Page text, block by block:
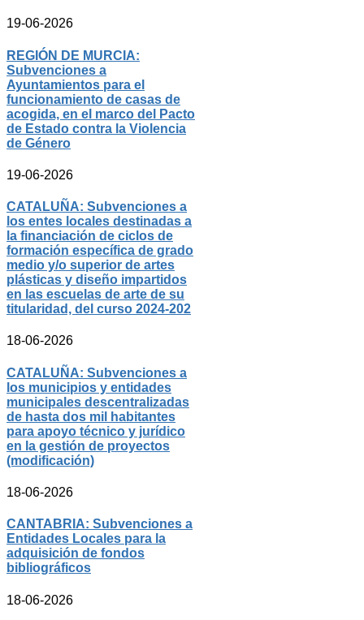
19-06-2026
REGIÓN DE MURCIA:
Subvenciones a
Ayuntamientos para el
funcionamiento de casas de
acogida, en el marco del Pacto
de Estado contra la Violencia
de Género
19-06-2026
CATALUÑA: Subvenciones a
los entes locales destinadas a
la financiación de ciclos de
formación específica de grado
medio y/o superior de artes
plásticas y diseño impartidos
en las escuelas de arte de su
titularidad, del curso 2024-202
18-06-2026
CATALUÑA: Subvenciones a
los municipios y entidades
municipales descentralizadas
de hasta dos mil habitantes
para apoyo técnico y jurídico
en la gestión de proyectos
(modificación)
18-06-2026
CANTABRIA: Subvenciones a
Entidades Locales para la
adquisición de fondos
bibliográficos
18-06-2026